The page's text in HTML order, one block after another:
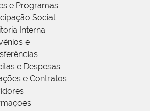
e Programas
Social
Interna
e
e Despesas
e Contratos